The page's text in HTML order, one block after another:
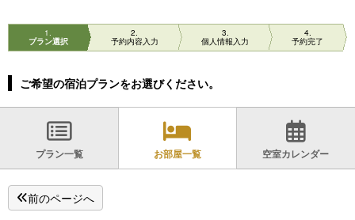
1
プラン選択
2
予約内容入力
3
個人情報入力
4
予約完了
ご希望の宿泊プランをお選びください。
プラン一覧 お部屋一覧 空室カレンダー
前のページへ